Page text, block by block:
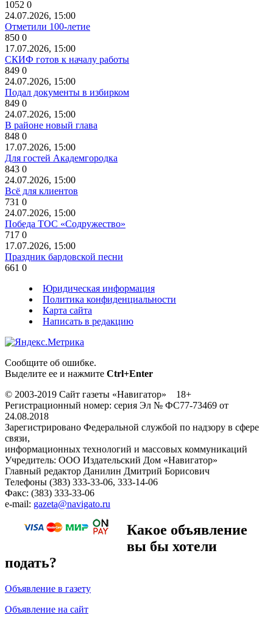
1052 0
24.07.2026, 15:00
Отметили 100-летие
850 0
17.07.2026, 15:00
СКИФ готов к началу работы
849 0
24.07.2026, 15:00
Подал документы в избирком
849 0
24.07.2026, 15:00
В районе новый глава
848 0
17.07.2026, 15:00
Для гостей Академгородка
843 0
24.07.2026, 15:00
Всё для клиентов
731 0
24.07.2026, 15:00
Победа ТОС «Содружество»
717 0
17.07.2026, 15:00
Праздник бардовской песни
661 0
Юридическая информация
Политика конфиденциальности
Карта сайта
Написать в редакцию
Сообщите об ошибке.
Выделите ее и нажмите Ctrl+Enter
© 2003-2019 Сайт газеты «Навигатор» 18+
Регистрационный номер: серия Эл № ФС77-73469 от
24.08.2018
Зарегистрировано Федеральной службой по надзору в сфере
связи,
информационных технологий и массовых коммуникаций
Учредитель: ООО Издательский Дом «Навигатор»
Главный редактор Данилин Дмитрий Борисович
Телефоны (383) 333-33-06, 333-14-06
Факс: (383) 333-33-06
e-mail: gazeta@navigato.ru
Какое объявление
вы бы хотели
подать?
Объявление в газету
Объявление на сайт